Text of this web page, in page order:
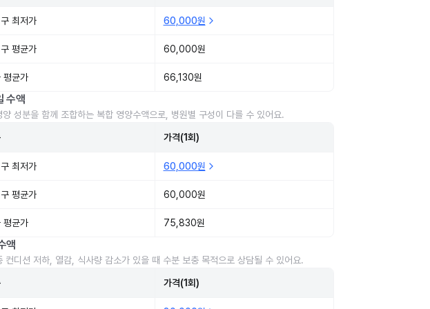
최저가 60,000원
평균가 60,000원
평균가 66,130원
수액
양 성분을 함께 조합하는 복합 영양수액으로, 병원별 구성이 다를 수 있어요.
가격(1회)
최저가 60,000원
평균가 60,000원
평균가 75,830원
액
컨디션 저하, 열감, 식사량 감소가 있을 때 수분 보충 목적으로 상담될 수 있어요.
가격(1회)